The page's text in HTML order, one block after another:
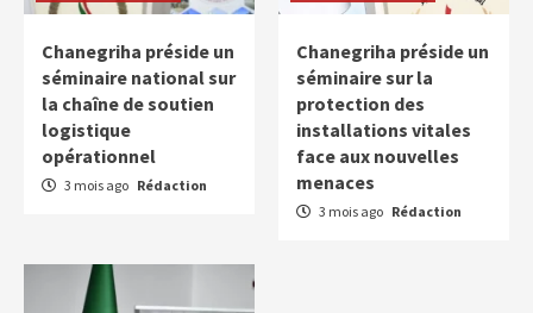
Chanegriha préside un
séminaire national sur
la chaîne de soutien
logistique
opérationnel
3 mois ago Rédaction
Chanegriha préside un
séminaire sur la
protection des
installations vitales
face aux nouvelles
menaces
3 mois ago Rédaction